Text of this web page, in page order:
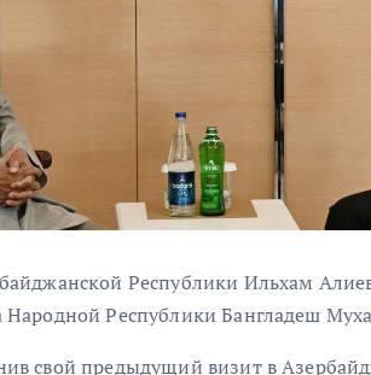
Республики Ильхам
Народной Республики Бангладеш
свой предыдущий визит в